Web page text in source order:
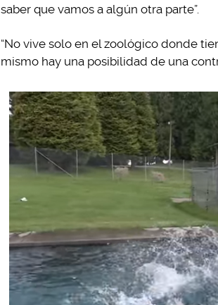
saber que vamos a algún otra parte”.
“No vive solo en el zoológico donde
mismo hay una posibilidad de una